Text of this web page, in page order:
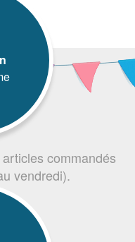
commandés
vendredi).